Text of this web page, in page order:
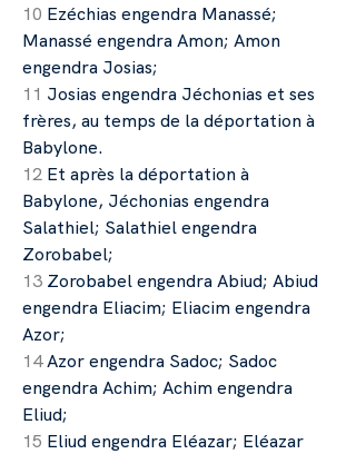
10 Ezéchias engendra Manassé;
Manassé engendra Amon; Amon
engendra Josias;
11 Josias engendra Jéchonias et ses
frères, au temps de la déportation à
Babylone.
12 Et après la déportation à
Babylone, Jéchonias engendra
Salathiel; Salathiel engendra
Zorobabel;
13 Zorobabel engendra Abiud; Abiud
engendra Eliacim; Eliacim engendra
Azor;
14Azor engendra Sadoc; Sadoc
engendra Achim; Achim engendra
Eliud;
15 Eliud engendra Eléazar; Eléazar